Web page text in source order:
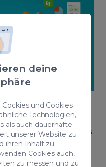
deine
und Cookies
Technologien,
als auch dauerhafte
unserer Website zu
ihren Inhalt zu
Cookies auch,
zu messen und zu
Content können
dienen,
sowohl Kreativität als
Inhalte von
sind.